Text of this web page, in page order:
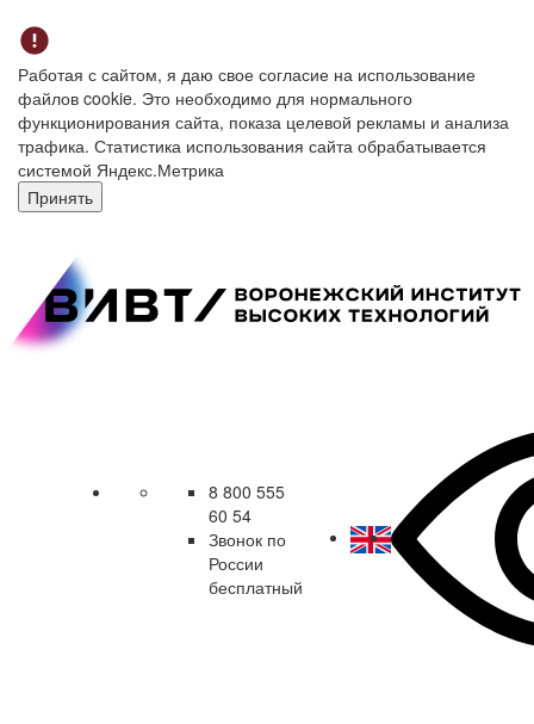
Работая с сайтом, я даю свое согласие на использование
файлов cookie. Это необходимо для нормального
функционирования сайта, показа целевой рекламы и анализа
трафика. Статистика использования сайта обрабатывается
системой Яндекс.Метрика
Принять
8 800 555
60 54
Звонок по
России
бесплатный